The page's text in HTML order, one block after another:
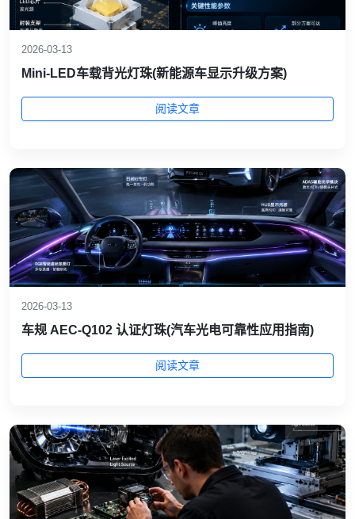
2026-03-13
Mini‑LED车载背光灯珠(新能源车显示升级方案)
阅读文章
2026-03-13
车规 AEC‑Q102 认证灯珠(汽车光电可靠性应用指南)
阅读文章